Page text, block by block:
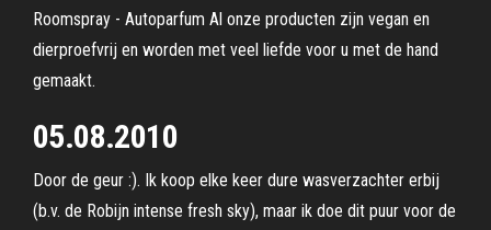
Roomspray - Autoparfum Al onze producten zijn vegan en
dierproefvrij en worden met veel liefde voor u met de hand
gemaakt.
05.08.2010
Door de geur :). Ik koop elke keer dure wasverzachter erbij
(b.v. de Robijn intense fresh sky), maar ik doe dit puur voor de